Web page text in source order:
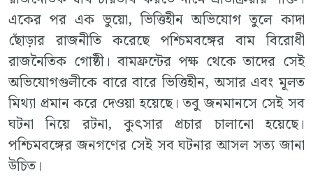
একের পর এক ভুয়ো, ভিত্তিহীন অভিযোগ তুলে কাদা
ছোঁড়ার রাজনীতি করেছে পশ্চিমবঙ্গের বাম বিরোধী
রাজনৈতিক গোষ্ঠী। বামফ্রন্টের পক্ষ থেকে তাদের সেই
অভিযোগগুলীকে বারে বারে ভিত্তিহীন, অসার এবং মূলত
মিথ্যা প্রমান করে দেওয়া হয়েছে। তবু জনমানসে সেই সব
ঘটনা নিয়ে রটনা, কুৎসার প্রচার চালানো হয়েছে।
পশ্চিমবঙ্গের জনগণের সেই সব ঘটনার আসল সত্য জানা
উচিত।